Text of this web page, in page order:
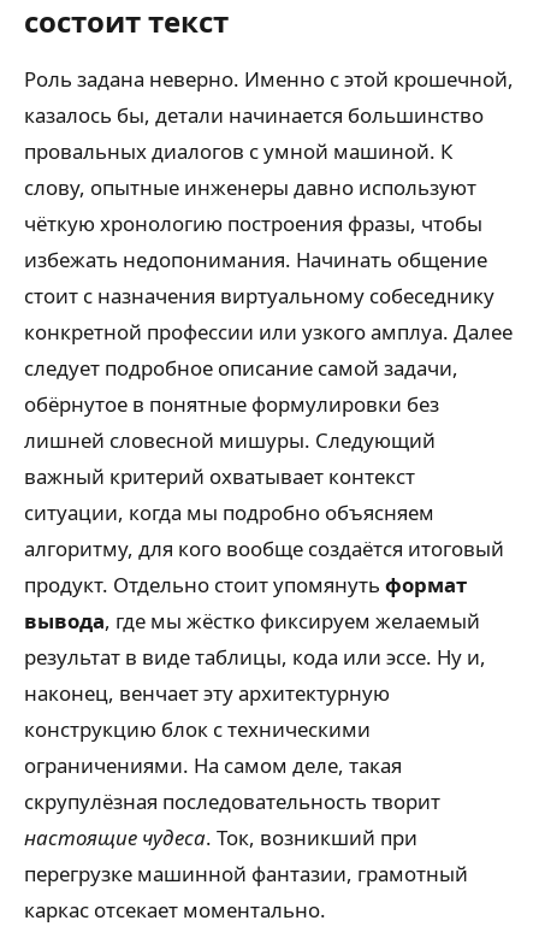
состоит текст
Роль задана неверно. Именно с этой крошечной,
казалось бы, детали начинается большинство
провальных диалогов с умной машиной. К
слову, опытные инженеры давно используют
чёткую хронологию построения фразы, чтобы
избежать недопонимания. Начинать общение
стоит с назначения виртуальному собеседнику
конкретной профессии или узкого амплуа. Далее
следует подробное описание самой задачи,
обёрнутое в понятные формулировки без
лишней словесной мишуры. Следующий
важный критерий охватывает контекст
ситуации, когда мы подробно объясняем
алгоритму, для кого вообще создаётся итоговый
продукт. Отдельно стоит упомянуть формат
вывода, где мы жёстко фиксируем желаемый
результат в виде таблицы, кода или эссе. Ну и,
наконец, венчает эту архитектурную
конструкцию блок с техническими
ограничениями. На самом деле, такая
скрупулёзная последовательность творит
настоящие чудеса. Ток, возникший при
перегрузке машинной фантазии, грамотный
каркас отсекает моментально.